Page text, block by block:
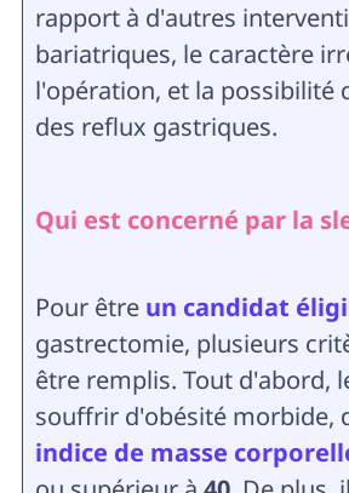
rapport à d'autres
bariatriques, le caractère
l'opération, et la possibilité
des reflux gastriques.
Qui est concerné par la
Pour être un candidat
gastrectomie, plusieurs
être remplis. Tout d'abord,
souffrir d'obésité morbide,
indice de masse